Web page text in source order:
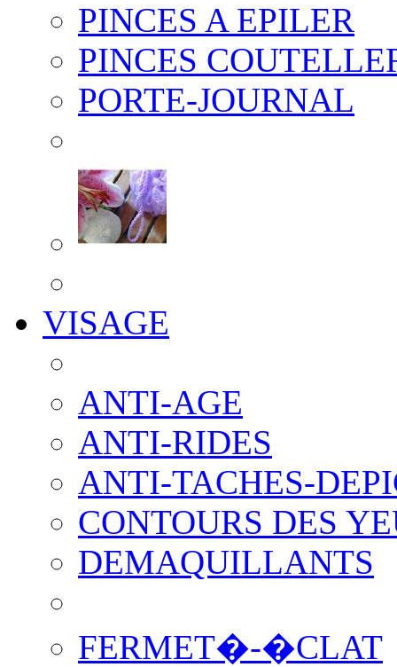
PINCES A EPILER
PINCES
PORTE-JOURNAL
VISAGE
ANTI-AGE
ANTI-RIDES
ANTI-TACHES-
CONTOURS DES
DEMAQUILLANTS
FERMET�-�CLAT